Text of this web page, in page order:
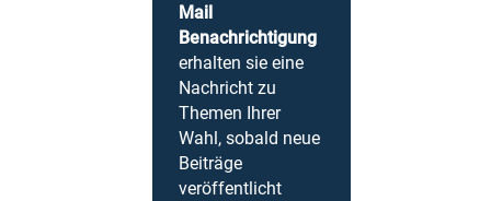
Mail
Benachrichtigung
erhalten sie eine
Nachricht zu
Themen Ihrer
Wahl, sobald neue
Beiträge
veröffentlicht